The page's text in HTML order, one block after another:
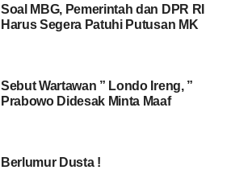
Soal MBG, Pemerintah dan DPR RI
Harus Segera Patuhi Putusan MK
Sebut Wartawan ” Londo Ireng, ”
Prabowo Didesak Minta Maaf
Berlumur Dusta !